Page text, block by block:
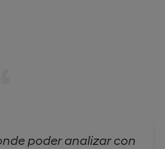
poder analizar con